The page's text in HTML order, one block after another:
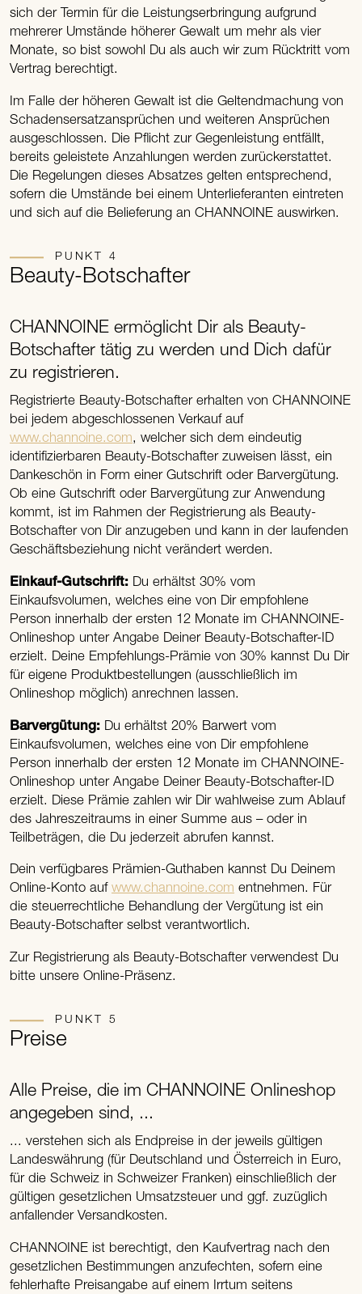
sich der Termin für die Leistungserbringung aufgrund
mehrerer Umstände höherer Gewalt um mehr als vier
Monate, so bist sowohl Du als auch wir zum Rücktritt vom
Vertrag berechtigt.
Im Falle der höheren Gewalt ist die Geltendmachung von
Schadensersatzansprüchen und weiteren Ansprüchen
ausgeschlossen. Die Pflicht zur Gegenleistung entfällt,
bereits geleistete Anzahlungen werden zurückerstattet.
Die Regelungen dieses Absatzes gelten entsprechend,
sofern die Umstände bei einem Unterlieferanten eintreten
und sich auf die Belieferung an CHANNOINE auswirken.
PUNKT 4
Beauty-Botschafter
CHANNOINE ermöglicht Dir als Beauty-
Botschafter tätig zu werden und Dich dafür
zu registrieren.
Registrierte Beauty-Botschafter erhalten von CHANNOINE
bei jedem abgeschlossenen Verkauf auf
www.channoine.com, welcher sich dem eindeutig
identifizierbaren Beauty-Botschafter zuweisen lässt, ein
Dankeschön in Form einer Gutschrift oder Barvergütung.
Ob eine Gutschrift oder Barvergütung zur Anwendung
kommt, ist im Rahmen der Registrierung als Beauty-
Botschafter von Dir anzugeben und kann in der laufenden
Geschäftsbeziehung nicht verändert werden.
Einkauf-Gutschrift: Du erhältst 30% vom
Einkaufsvolumen, welches eine von Dir empfohlene
Person innerhalb der ersten 12 Monate im CHANNOINE-
Onlineshop unter Angabe Deiner Beauty-Botschafter-ID
erzielt. Deine Empfehlungs-Prämie von 30% kannst Du Dir
für eigene Produktbestellungen (ausschließlich im
Onlineshop möglich) anrechnen lassen.
Barvergütung: Du erhältst 20% Barwert vom
Einkaufsvolumen, welches eine von Dir empfohlene
Person innerhalb der ersten 12 Monate im CHANNOINE-
Onlineshop unter Angabe Deiner Beauty-Botschafter-ID
erzielt. Diese Prämie zahlen wir Dir wahlweise zum Ablauf
des Jahreszeitraums in einer Summe aus – oder in
Teilbeträgen, die Du jederzeit abrufen kannst.
Dein verfügbares Prämien-Guthaben kannst Du Deinem
Online-Konto aufwww.channoine.com entnehmen. Für
die steuerrechtliche Behandlung der Vergütung ist ein
Beauty-Botschafter selbst verantwortlich.
Zur Registrierung als Beauty-Botschafter verwendest Du
bitte unsere Online-Präsenz.
PUNKT 5
Preise
Alle Preise, die im CHANNOINE Onlineshop
angegeben sind, ...
... verstehen sich als Endpreise in der jeweils gültigen
Landeswährung (für Deutschland und Österreich in Euro,
für die Schweiz in Schweizer Franken) einschließlich der
gültigen gesetzlichen Umsatzsteuer und ggf. zuzüglich
anfallender Versandkosten.
CHANNOINE ist berechtigt, den Kaufvertrag nach den
gesetzlichen Bestimmungen anzufechten, sofern eine
fehlerhafte Preisangabe auf einem Irrtum seitens